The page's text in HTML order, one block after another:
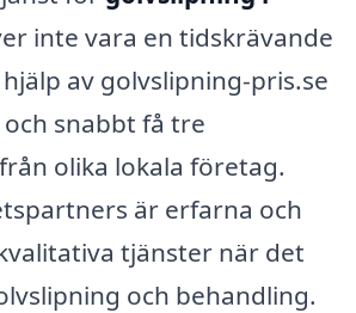
inte vara en tidskrävande
av golvslipning-pris.se
snabbt få tre
olika lokala företag.
är erfarna och
tjänster när det
och behandling.